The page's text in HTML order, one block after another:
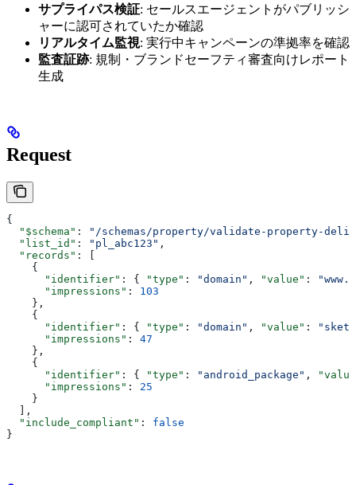
サプライパス検証: セールスエージェントがパブリッシ
ャーに認可されていたか確認
リアルタイム監視: 実行中キャンペーンの準拠率を確認
監査証跡: 規制・ブランドセーフティ審査向けレポート
生成
Request
{
  "$schema"
:
"/schemas/property/validate-property-
  "list_id"
: "pl_abc123" ,
  "records"
: [
    {
      "identifier"
: { "type" : "domain" , "value" :
      "impressions"
: 103
    },
    {
      "identifier"
: { "type" : "domain" , "value" :
      "impressions"
: 47
    },
    {
      "identifier"
: { "type" : "android_package" ,
      "impressions"
: 25
    }
  ],
  "include_compliant"
: false
}